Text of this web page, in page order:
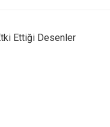
Ettiği Desenler